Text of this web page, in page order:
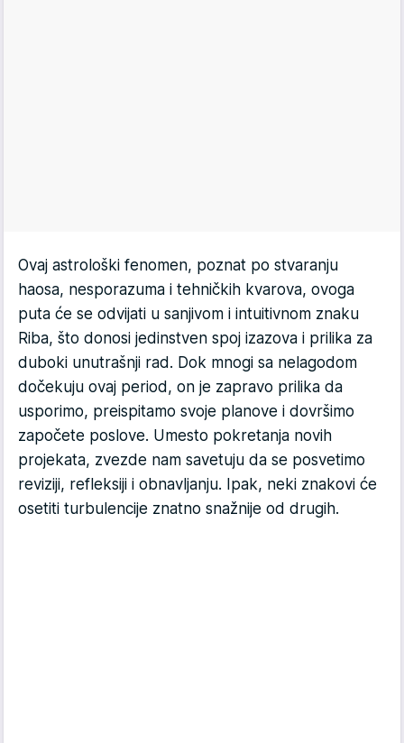
Ovaj astrološki fenomen, poznat po stvaranju
haosa, nesporazuma i tehničkih kvarova, ovoga
puta će se odvijati u sanjivom i intuitivnom znaku
Riba, što donosi jedinstven spoj izazova i prilika za
duboki unutrašnji rad. Dok mnogi sa nelagodom
dočekuju ovaj period, on je zapravo prilika da
usporimo, preispitamo svoje planove i dovršimo
započete poslove. Umesto pokretanja novih
projekata, zvezde nam savetuju da se posvetimo
reviziji, refleksiji i obnavljanju. Ipak, neki znakovi će
osetiti turbulencije znatno snažnije od drugih.